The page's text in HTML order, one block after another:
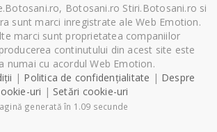
Botosani.ro Stiri.Botosani.ro si
sunt marci inregistrate ale Web Emotion.
marci sunt proprietatea companiilor
continutului din acest site este
numai cu acordul Web Emotion.
| Politica de confidențialitate | Despre
uri | Setări cookie-uri
generată în 1.09 secunde